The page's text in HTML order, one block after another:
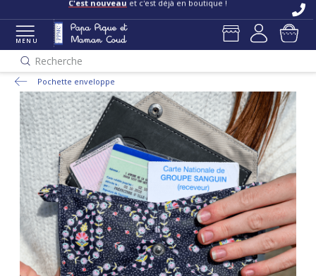
C'est nouveau et c'est déjà en boutique !
MENU
Recherche
Pochette enveloppe